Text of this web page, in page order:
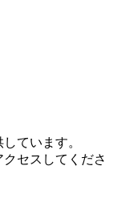
ています。
セスしてくださ